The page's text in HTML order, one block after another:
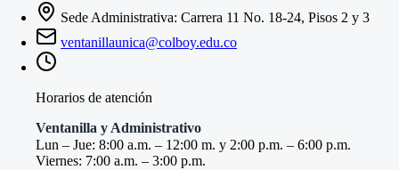
Sede Administrativa: Carrera 11 No. 18-24, Pisos 2 y 3
ventanillaunica@colboy.edu.co
Horarios de atención
Ventanilla y Administrativo
Lun – Jue: 8:00 a.m. – 12:00 m. y 2:00 p.m. – 6:00 p.m.
Viernes: 7:00 a.m. – 3:00 p.m.